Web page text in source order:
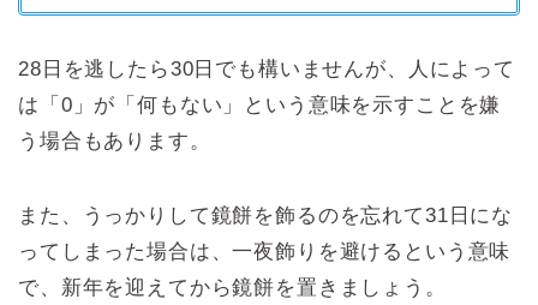
28日を逃したら30日でも構いませんが、人によって
は「0」が「何もない」という意味を示すことを嫌
う場合もあります。
また、うっかりして鏡餅を飾るのを忘れて31日にな
ってしまった場合は、一夜飾りを避けるという意味
で、新年を迎えてから鏡餅を置きましょう。